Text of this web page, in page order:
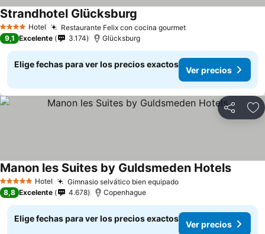
4 EstrellasHotel Restaurante Felix con cocina gourmet
Strandhotel Glücksburg
9,1 Excelente 3.174 Glücksburg
Elige fechas para ver los precios exactos
Ver precios
Compartir
5 Estrellas Hotel Gimnasio selvático bien equipado
Manon les Suites by Guldsmeden Hotels
8,8 Excelente 4.678 Copenhague
Elige fechas para ver los precios exactos
Ver precios